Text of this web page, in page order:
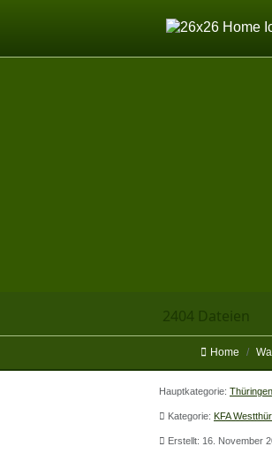
2404 Dateien
Home
Hauptkategorie: Thüringen
Kategorie: KFA
Erstellt: 16. November